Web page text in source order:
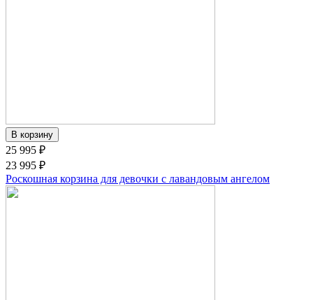
25 995 ₽
23 995 ₽
Роскошная корзина для девочки с лавандовым ангелом